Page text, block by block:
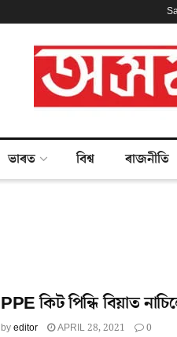
ভাৰত বিশ্ব ৰাজনীতি
PPE কিট পিন্ধি বিয়াত
byeditor APRIL 28, 2021 0